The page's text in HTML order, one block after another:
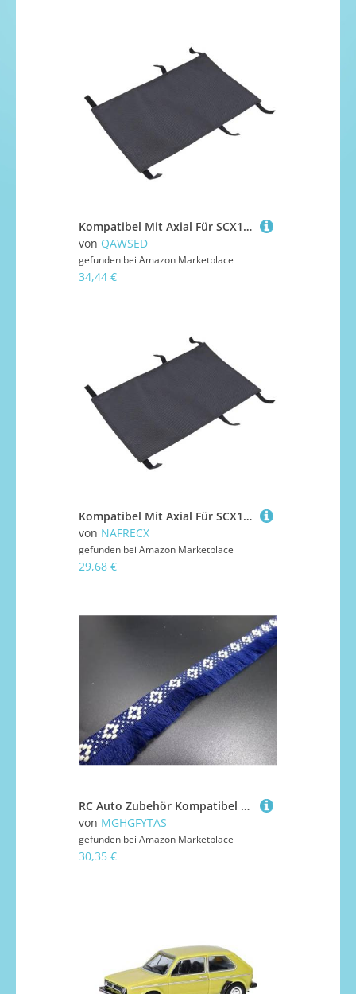
Kompatibel Mit Axial Für SCX10 III CJ-7 AXI03008 DIY Dekoration Upgrades Rc Auto Schatten Abdeckung Dach Wasserdicht Sonnenschutz 1/10 Crawler Auto RC-Autozubehörteile
von QAWSED
gefunden bei Amazon Marketplace
34,44 €
Kompatibel Mit Axial Für SCX10 III CJ-7 AXI03008 DIY Dekoration Upgrades Rc Auto Schatten Abdeckung Dach Wasserdicht Sonnenschutz 1/10 Crawler Auto RC Auto Ersatzteile
von NAFRECX
gefunden bei Amazon Marketplace
29,68 €
RC Auto Zubehör Kompatibel Mit Tamiya Für Für Scania R470 R620 Für Volvo Für FH16 1/14 RC Truck Car Für Modell RC Car Innenvorhang Sonnenschutz Dekoration(ColorC)
von MGHGFYTAS
gefunden bei Amazon Marketplace
30,35 €